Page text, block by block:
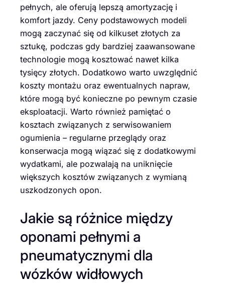
pełnych, ale oferują lepszą amortyzację i
komfort jazdy. Ceny podstawowych modeli
mogą zaczynać się od kilkuset złotych za
sztukę, podczas gdy bardziej zaawansowane
technologie mogą kosztować nawet kilka
tysięcy złotych. Dodatkowo warto uwzględnić
koszty montażu oraz ewentualnych napraw,
które mogą być konieczne po pewnym czasie
eksploatacji. Warto również pamiętać o
kosztach związanych z serwisowaniem
ogumienia – regularne przeglądy oraz
konserwacja mogą wiązać się z dodatkowymi
wydatkami, ale pozwalają na uniknięcie
większych kosztów związanych z wymianą
uszkodzonych opon.
Jakie są różnice między
oponami pełnymi a
pneumatycznymi dla
wózków widłowych